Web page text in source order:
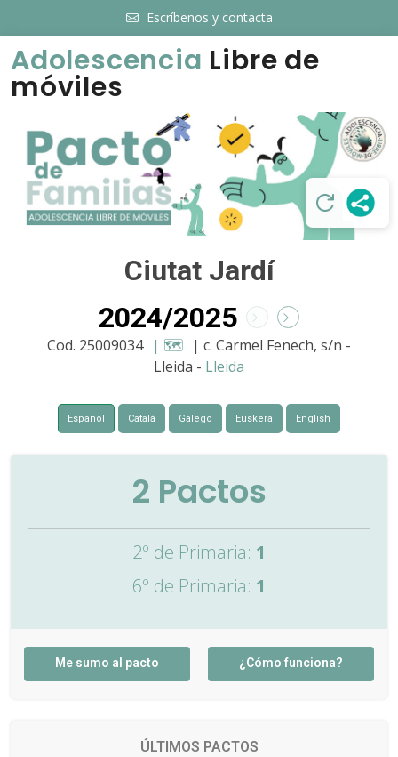
Escríbenos y contacta
Adolescencia Libre de
móviles
Ciutat Jardí
2024/2025
Cod. 25009034 | 🗺️ | c. Carmel Fenech, s/n -
Lleida - Lleida
Español Català Galego Euskera English
2 Pactos
2º de Primaria: 1
6º de Primaria: 1
Me sumo al pacto ¿Cómo funciona?
ÚLTIMOS PACTOS